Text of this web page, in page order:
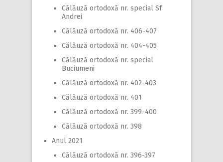
Călăuză ortodoxă nr. special Sf
Andrei
Călăuză ortodoxă nr. 406-407
Călăuză ortodoxă nr. 404-405
Călăuză ortodoxă nr. special
Buciumeni
Călăuză ortodoxă nr. 402-403
Călăuză ortodoxă nr. 401
Călăuză ortodoxă nr. 399-400
Călăuză ortodoxă nr. 398
Anul 2021
Călăuză ortodoxă nr. 396-397